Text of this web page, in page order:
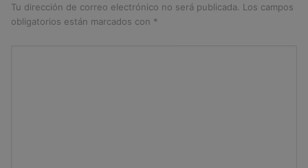
Tu dirección de correo electrónico no será publicada.
Los campos
obligatorios están marcados con *